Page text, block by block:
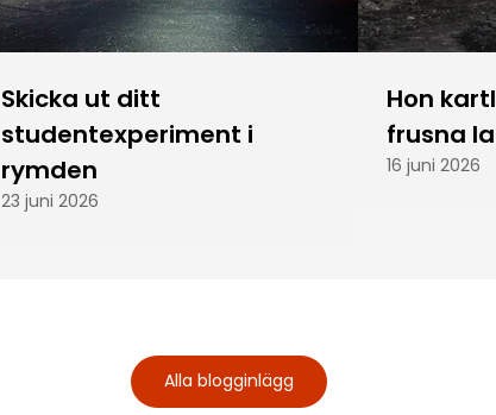
Skicka ut ditt
studentexperiment i
rymden
23 juni 2026
Hon
frusna
16 juni 2026
Alla blogginlägg